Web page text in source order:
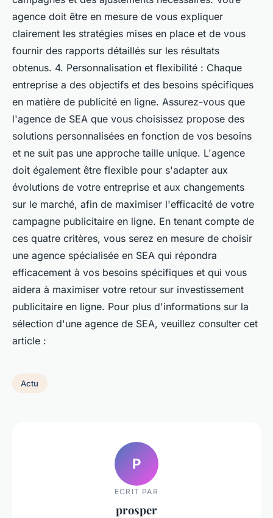
agence doit être en mesure de vous expliquer
clairement les stratégies mises en place et de vous
fournir des rapports détaillés sur les résultats
obtenus. 4. Personnalisation et flexibilité : Chaque
entreprise a des objectifs et des besoins spécifiques
en matière de publicité en ligne. Assurez-vous que
l'agence de SEA que vous choisissez propose des
solutions personnalisées en fonction de vos besoins
et ne suit pas une approche taille unique. L'agence
doit également être flexible pour s'adapter aux
évolutions de votre entreprise et aux changements
sur le marché, afin de maximiser l'efficacité de votre
campagne publicitaire en ligne. En tenant compte de
ces quatre critères, vous serez en mesure de choisir
une agence spécialisée en SEA qui répondra
efficacement à vos besoins spécifiques et qui vous
aidera à maximiser votre retour sur investissement
publicitaire en ligne. Pour plus d'informations sur la
sélection d'une agence de SEA, veuillez consulter cet
article :
Actu
P
ECRIT PAR
prosper